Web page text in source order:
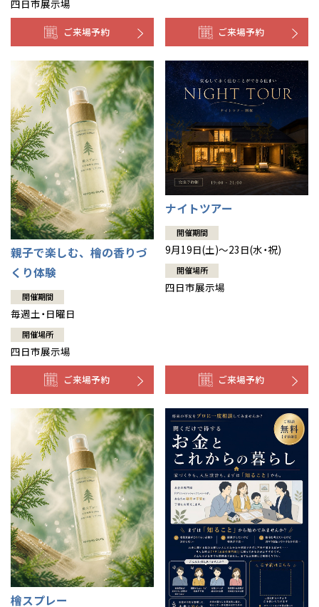
四日市展示場
ご来場予約 ご来場予約
親子で楽しむ、檜の香りづ
くり体験
開催期間
毎週土・日曜日
開催場所
四日市展示場
ご来場予約
ナイトツアー
開催期間
9月19日(土)～23日(水・祝)
開催場所
四日市展示場
ご来場予約
檜スプレー